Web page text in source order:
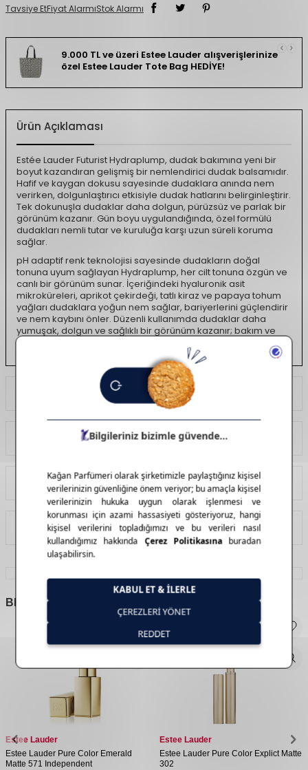
Tavsiye EtFiyat AlarmıStok Alarmı
9.000 TL ve üzeri Estee Lauder alışverişlerinize
özel Estee Lauder Tote Bag HEDİYE!
Ürün Açıklaması
Estée Lauder Futurist Hydraplump, dudak bakımına yeni bir
boyut kazandıran gelişmiş bir nemlendirici dudak balsamıdır.
Hafif ve kaygan dokusu sayesinde dudaklara anında nem
verirken, dolgunlaştırıcı etkisiyle dudak hatlarını belirginleştirir.
Tek dokunuşla dudaklar daha dolgun, pürüzsüz ve parlak bir
görünüm kazanır. Gün boyu uygulandığında, özel formülü
dudakları nemli tutar ve kuruluğa karşı uzun süreli koruma
sağlar.
pH adaptif renk teknolojisi sayesinde dudakların doğal
tonuna uyum sağlayan Hydraplump, her cilt tonuna özgün ve
canlı bir görünüm sunar. İçeriğindeki hyaluronik asit
mikroküreleri, aprikot çekirdeği, tatlı kiraz ve papaya tohum
yağları dudaklara yoğun nem sağlar, bariyerlerini güçlendirir
ve nem kaybını önler. Düzenli kullanımda dudaklar daha
yumuşak, dolgun ve sağlıklı bir görünüm kazanır; bakım ve
makyajı tek bir adımda birleştirir.
Ödeme Seçenekleri
Tavsiye Et
İade Koşulları
BENZER
Estee Lauder
Estee Lauder Pure Color Emerald
Matte 571 Independent
Estee Lauder
Estee Lauder Pure Color Explict Matte
302